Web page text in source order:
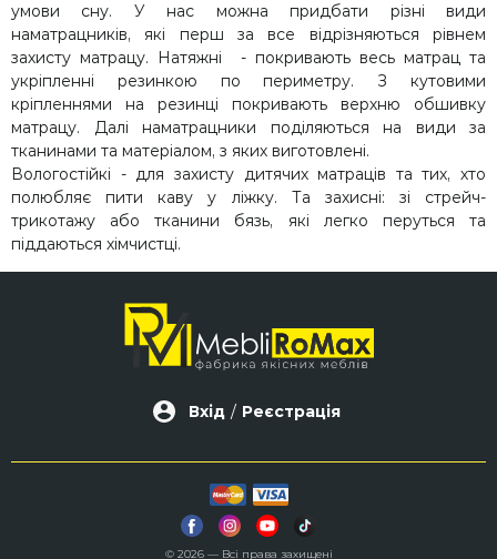
умови сну. У нас можна придбати різні види
наматрацників, які перш за все відрізняються рівнем
захисту матрацу. Натяжні - покривають весь матрац та
укріпленні резинкою по периметру. З кутовими
кріпленнями на резинці покривають верхню обшивку
матрацу. Далі наматрацники поділяються на види за
тканинами та матеріалом, з яких виготовлені.
Вологостійкі - для захисту дитячих матраців та тих, хто
полюбляє пити каву у ліжку. Та захисні: зі стрейч-
трикотажу або тканини бязь, які легко перуться та
піддаються хімчистці.
Вхід / Реєстрація
© 2026 — Всі права захищені